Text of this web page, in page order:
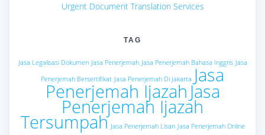
Urgent Document Translation Services
TAG
Jasa Legalisasi Dokumen Jasa Penerjemah Jasa Penerjemah Bahasa Inggris Jasa
Penerjemah Bersertifikat Jasa Penerjemah Di Jakarta Jasa
Penerjemah Ijazah Jasa
Penerjemah Ijazah
Tersumpah Jasa Penerjemah Lisan Jasa Penerjemah Online